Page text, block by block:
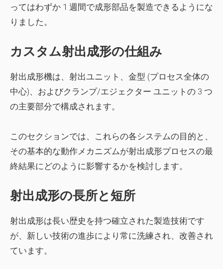
ってはわずか 1 週間で成形部品を製造できるようにな
りました。
カスタム射出成形の仕組み
射出成形機は、射出ユニット、金型 (プロセス全体の
中心)、およびクランプ/エジェクター ユニットの 3 つ
の主要部分で構成されます。
このセクションでは、これらの各システムの目的と、
その基本的な動作メカニズムが射出成形プロセスの最
終結果にどのように影響するかを検討します。
射出成形の長所と短所
射出成形は長い歴史を持つ確立された製造技術です
が、新しい技術の進歩により常に洗練され、改善され
ています。